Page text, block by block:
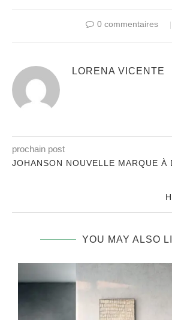
0 commentaires
LORENA VICENTE
prochain post
JOHANSON NOUVELLE MARQUE À
YOU MAY ALSO